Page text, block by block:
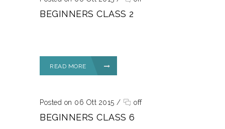
BEGINNERS CLASS 2
READ MORE
Posted on 06 Ott 2015 / off
BEGINNERS CLASS 6